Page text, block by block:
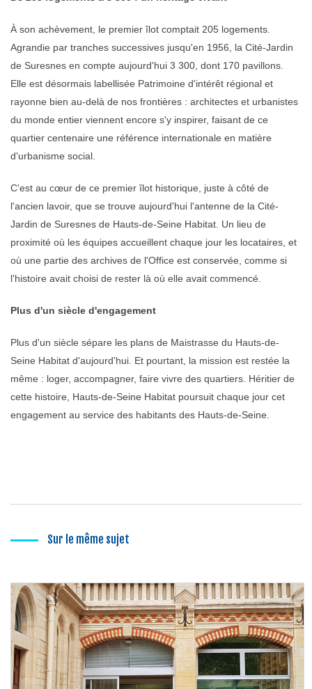
À son achèvement, le premier îlot comptait 205 logements.
Agrandie par tranches successives jusqu'en 1956, la Cité-Jardin
de Suresnes en compte aujourd'hui 3 300, dont 170 pavillons.
Elle est désormais labellisée Patrimoine d'intérêt régional et
rayonne bien au-delà de nos frontières : architectes et urbanistes
du monde entier viennent encore s'y inspirer, faisant de ce
quartier centenaire une référence internationale en matière
d'urbanisme social.
C'est au cœur de ce premier îlot historique, juste à côté de
l'ancien lavoir, que se trouve aujourd'hui l'antenne de la Cité-
Jardin de Suresnes de Hauts-de-Seine Habitat. Un lieu de
proximité où les équipes accueillent chaque jour les locataires, et
où une partie des archives de l'Office est conservée, comme si
l'histoire avait choisi de rester là où elle avait commencé.
Plus d'un siècle d'engagement
Plus d'un siècle sépare les plans de Maistrasse du Hauts-de-
Seine Habitat d'aujourd'hui. Et pourtant, la mission est restée la
même : loger, accompagner, faire vivre des quartiers. Héritier de
cette histoire, Hauts-de-Seine Habitat poursuit chaque jour cet
engagement au service des habitants des Hauts-de-Seine.
Sur le même sujet